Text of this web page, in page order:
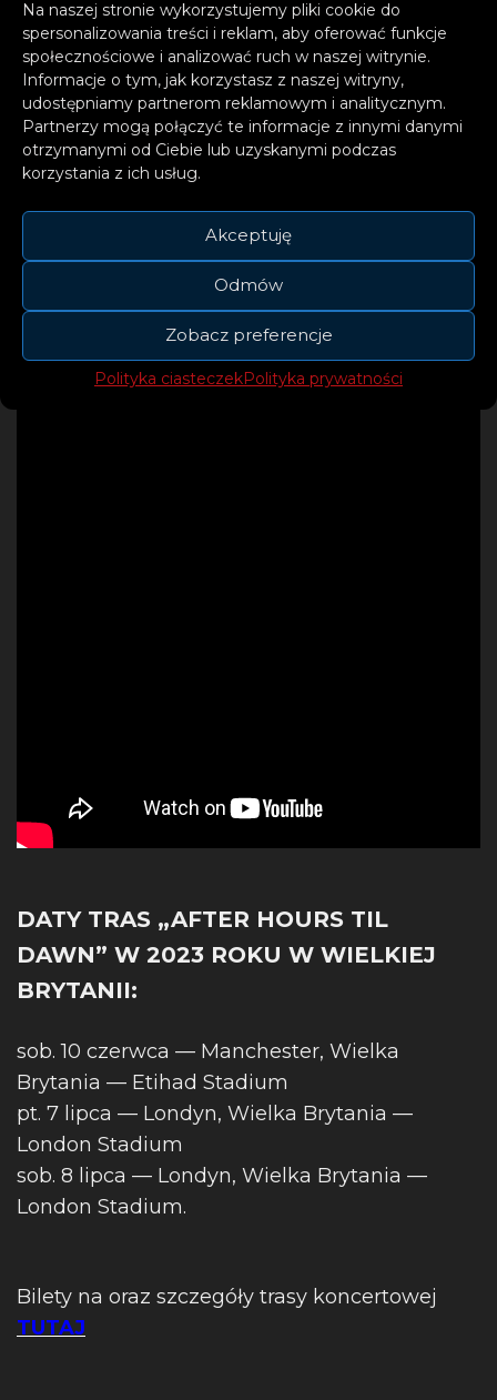
Na naszej stronie wykorzystujemy pliki cookie do
spersonalizowania treści i reklam, aby oferować funkcje
społecznościowe i analizować ruch w naszej witrynie.
Informacje o tym, jak korzystasz z naszej witryny,
udostępniamy partnerom reklamowym i analitycznym.
Partnerzy mogą połączyć te informacje z innymi danymi
otrzymanymi od Ciebie lub uzyskanymi podczas
korzystania z ich usług.
Akceptuję
Odmów
Zobacz preferencje
Polityka ciasteczekPolityka prywatności
zmobilizowały się do wniesienia wkładu, a
także sponsor trasy Binance, który przekazał
funduszowi 2 miliony dolarów. Pierwsza
dotacja w wysokości 2 milionów dolarów
zostanie przeznaczona na pomoc w nagłych
wypadkach w zakresie żywności i żywienia w
najbardziej zagrożonych regionach Etiopii.
DATY TRAS „AFTER HOURS TIL
DAWN” W 2023 ROKU W WIELKIEJ
BRYTANII:
sob. 10 czerwca — Manchester, Wielka
Brytania — Etihad Stadium
pt. 7 lipca — Londyn, Wielka Brytania —
London Stadium
sob. 8 lipca — Londyn, Wielka Brytania —
London Stadium.
Bilety na oraz szczegóły trasy koncertowej
TUTAJ